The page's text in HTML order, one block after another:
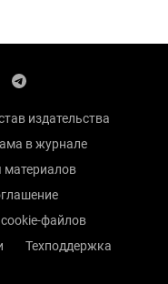
издательства
в журнале
материалов
файлов
Техподдержка